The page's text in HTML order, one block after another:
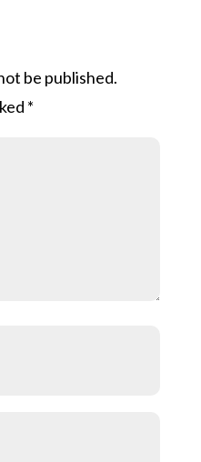
be published.
*